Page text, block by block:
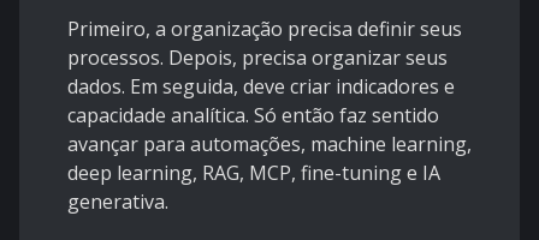
Primeiro, a organização precisa definir seus
processos. Depois, precisa organizar seus
dados. Em seguida, deve criar indicadores e
capacidade analítica. Só então faz sentido
avançar para automações, machine learning,
deep learning, RAG, MCP, fine-tuning e IA
generativa.